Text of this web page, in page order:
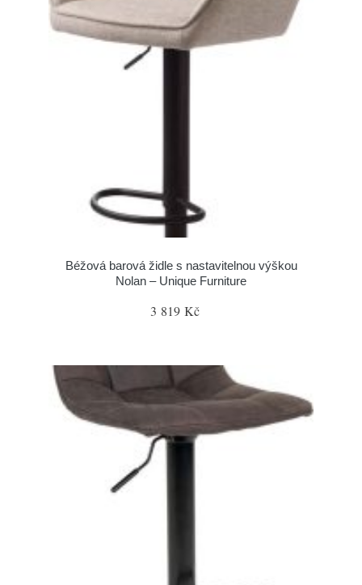
Béžová barová židle s nastavitelnou výškou
Nolan – Unique Furniture
3 819 Kč